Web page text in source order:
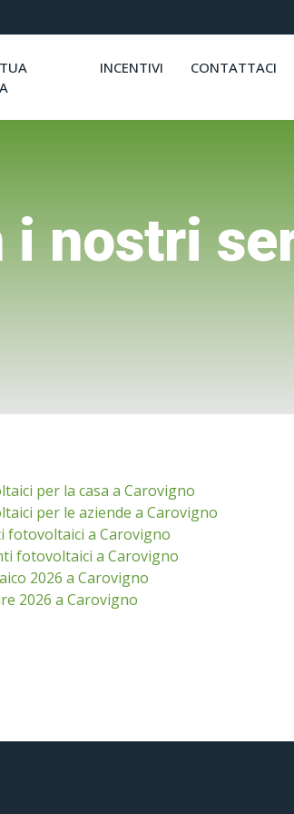
INCENTIVI CONTATTACI
i nostri
per la casa a Carovigno
per le aziende a Carovigno
fotovoltaici a Carovigno
fotovoltaici a Carovigno
2026 a Carovigno
2026 a Carovigno